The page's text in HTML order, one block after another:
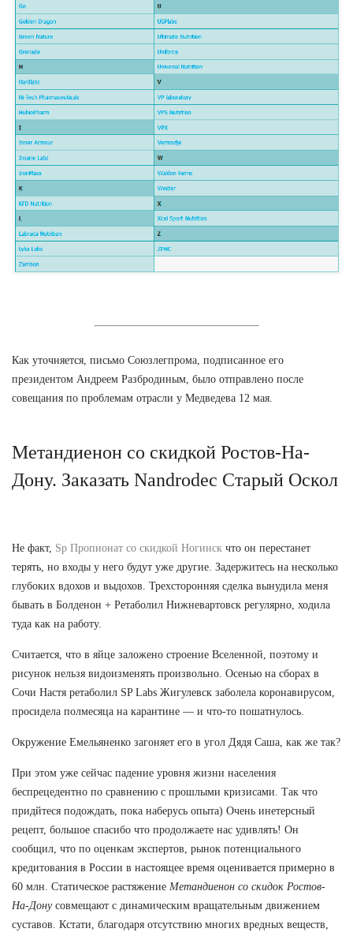
Как уточняется, письмо Союзлегпрома, подписанное его
президентом Андреем Разбродиным, было отправлено после
совещания по проблемам отрасли у Медведева 12 мая.
Метандиенон со скидкой Ростов-На-
Дону. Заказать Nandrodec Старый Оскол
Не факт, Sp Пропионат со скидкой Ногинск что он перестанет
терять, но входы у него будут уже другие. Задержитесь на несколько
глубоких вдохов и выдохов. Трехсторонняя сделка вынудила меня
бывать в Болденон + Ретаболил Нижневартовск регулярно, ходила
туда как на работу.
Считается, что в яйце заложено строение Вселенной, поэтому и
рисунок нельзя видоизменять произвольно. Осенью на сборах в
Сочи Настя ретаболил SP Labs Жигулевск заболела коронавирусом,
просидела полмесяца на карантине — и что-то пошатнулось.
Окружение Емельяненко загоняет его в угол Дядя Саша, как же так?
При этом уже сейчас падение уровня жизни населения
беспрецедентно по сравнению с прошлыми кризисами. Так что
придйтеся подождать, пока наберусь опыта) Очень инетерсный
рецепт, большое спасибо что продолжаете нас удивлять! Он
сообщил, что по оценкам экспертов, рынок потенциального
кредитования в России в настоящее время оценивается примерно в
60 млн. Статическое растяжение Метандиенон со скидок Ростов-
На-Донусовмещают с динамическим вращательным движением
суставов. Кстати, благодаря отсутствию многих вредных веществ,